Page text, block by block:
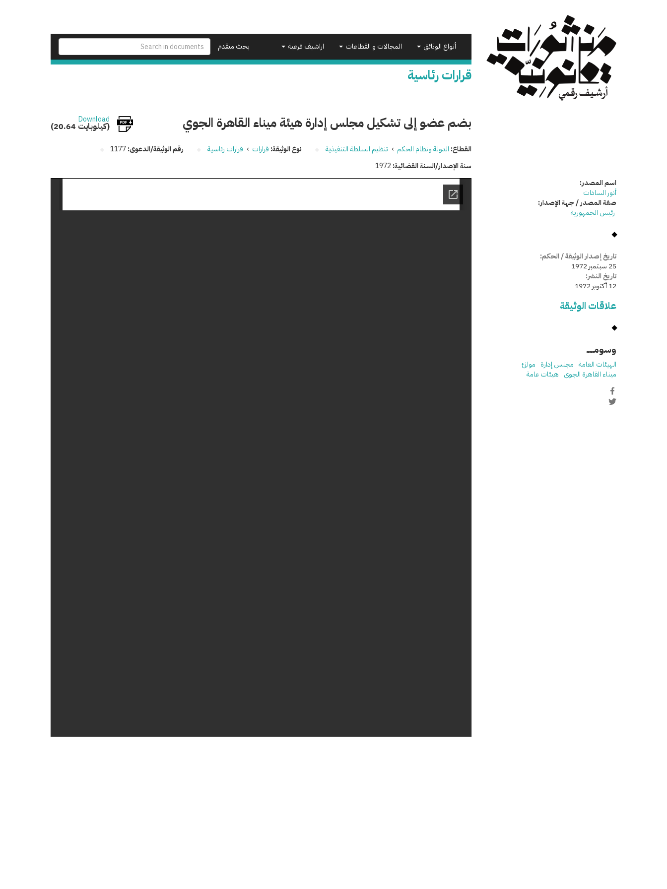
بحث متقدم
أنواع الوثائق المجالات و القطاعات اراشيف فرعية
قرارات رئاسية
بضم عضو إلى تشكيل مجلس إدارة هيئة ميناء القاهرة الجوي Download
(20.64 كيلوبايت)
القطاع: الدولة ونظام الحكم › تنظيم السلطة التنفيذية نوع الوثيقة: قرارات › قرارات رئاسية رقم الوثيقة/الدعوى:1177
سنة الإصدار/السنة القضائية: 1972
اسم المصدر:
أنور السادات
صفة المصدر / جهة الإصدار:
رئيس الجمهورية
تاريخ إصدار الوثيقة / الحكم:
25 سبتمبر 1972
تاريخ النشر:
12 أكتوبر 1972
علاقات الوثيقة
وسومـــــ
الهيئات العامة مجلس إدارة موانئ
ميناء القاهرة الجوي هيئات عامة